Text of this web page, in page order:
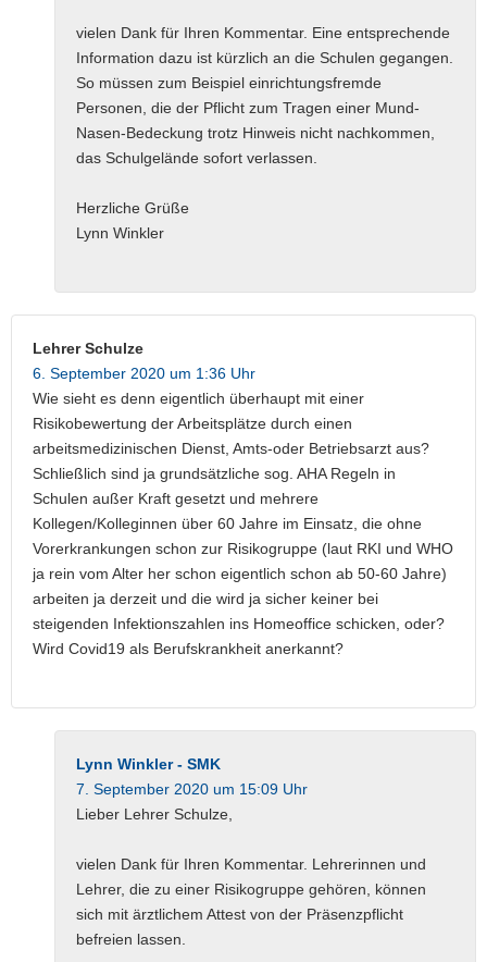
vielen Dank für Ihren Kommentar. Eine entsprechende
Information dazu ist kürzlich an die Schulen gegangen.
So müssen zum Beispiel einrichtungsfremde
Personen, die der Pflicht zum Tragen einer Mund-
Nasen-Bedeckung trotz Hinweis nicht nachkommen,
das Schulgelände sofort verlassen.
Herzliche Grüße
Lynn Winkler
Lehrer Schulze
6. September 2020 um 1:36 Uhr
Wie sieht es denn eigentlich überhaupt mit einer
Risikobewertung der Arbeitsplätze durch einen
arbeitsmedizinischen Dienst, Amts-oder Betriebsarzt aus?
Schließlich sind ja grundsätzliche sog. AHA Regeln in
Schulen außer Kraft gesetzt und mehrere
Kollegen/Kolleginnen über 60 Jahre im Einsatz, die ohne
Vorerkrankungen schon zur Risikogruppe (laut RKI und WHO
ja rein vom Alter her schon eigentlich schon ab 50-60 Jahre)
arbeiten ja derzeit und die wird ja sicher keiner bei
steigenden Infektionszahlen ins Homeoffice schicken, oder?
Wird Covid19 als Berufskrankheit anerkannt?
Lynn Winkler - SMK
7. September 2020 um 15:09 Uhr
Lieber Lehrer Schulze,
vielen Dank für Ihren Kommentar. Lehrerinnen und
Lehrer, die zu einer Risikogruppe gehören, können
sich mit ärztlichem Attest von der Präsenzpflicht
befreien lassen.